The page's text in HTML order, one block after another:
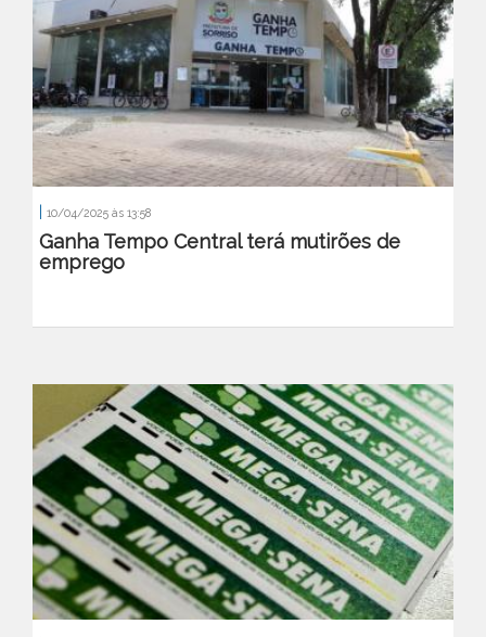
| 10/04/2025 às 13:58
Ganha Tempo Central terá mutirões de
emprego